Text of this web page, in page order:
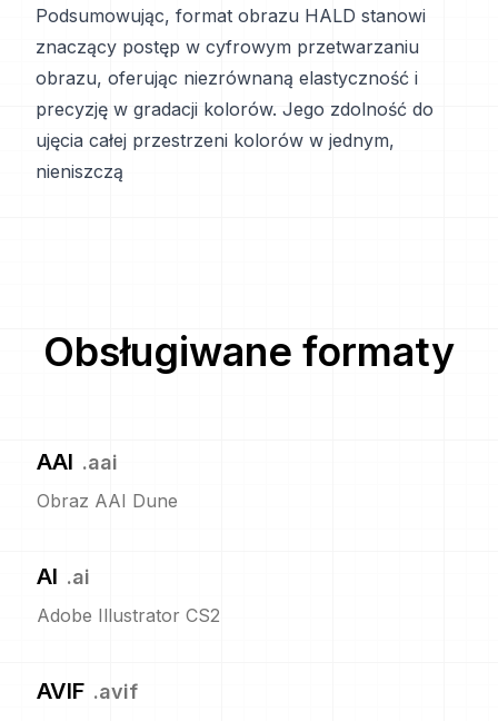
Podsumowując, format obrazu HALD stanowi
znaczący postęp w cyfrowym przetwarzaniu
obrazu, oferując niezrównaną elastyczność i
precyzję w gradacji kolorów. Jego zdolność do
ujęcia całej przestrzeni kolorów w jednym,
nieniszczą
Obsługiwane formaty
AAI .aai
Obraz AAI Dune
AI .ai
Adobe Illustrator CS2
AVIF .avif